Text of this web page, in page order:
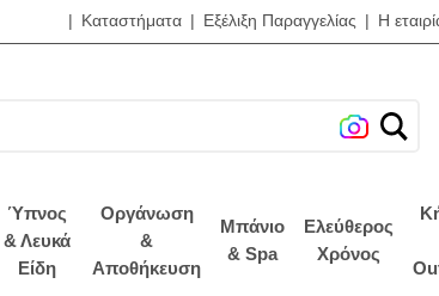
Καταστήματα Εξέλιξη Παραγγελίας Η
Ύπνος
& Λευκά
Είδη
Οργάνωση
&
Αποθήκευση
Μπάνιο
& Spa
Ελεύθερος
Χρόνος